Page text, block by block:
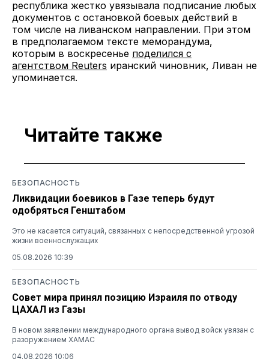
республика жестко увязывала подписание любых
документов с остановкой боевых действий в
том числе на ливанском направлении. При этом
в предполагаемом тексте меморандума,
которым в воскресенье поделился с
агентством Reuters иранский чиновник, Ливан не
упоминается.
Читайте также
БЕЗОПАСНОСТЬ
Ликвидации боевиков в Газе теперь будут
одобряться Генштабом
Это не касается ситуаций, связанных с непосредственной угрозой
жизни военнослужащих
05.08.2026 10:39
БЕЗОПАСНОСТЬ
Совет мира принял позицию Израиля по отводу
ЦАХАЛ из Газы
В новом заявлении международного органа вывод войск увязан с
разоружением ХАМАС
04.08.2026 10:06